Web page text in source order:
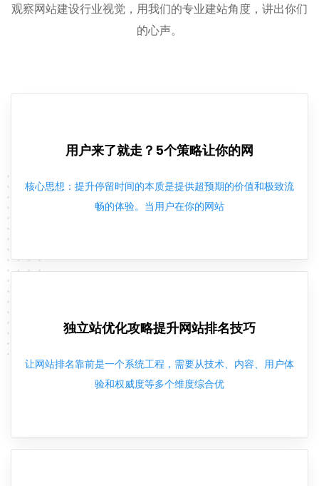
观察网站建设行业视觉，用我们的专业建站角度，讲出你们
的心声。
用户来了就走？5个策略让你的网
核心思想：提升停留时间的本质是提供超预期的价值和极致流
畅的体验。当用户在你的网站
独立站优化攻略提升网站排名技巧
让网站排名靠前是一个系统工程，需要从技术、内容、用户体
验和权威度等多个维度综合优